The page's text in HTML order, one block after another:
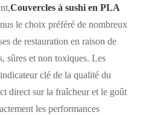
Couvercles à sushi en PLA
le choix préféré de nombreux
de restauration en raison de
sûres et non toxiques. Les
clé de la qualité du
direct sur la fraîcheur et le goût
les performances